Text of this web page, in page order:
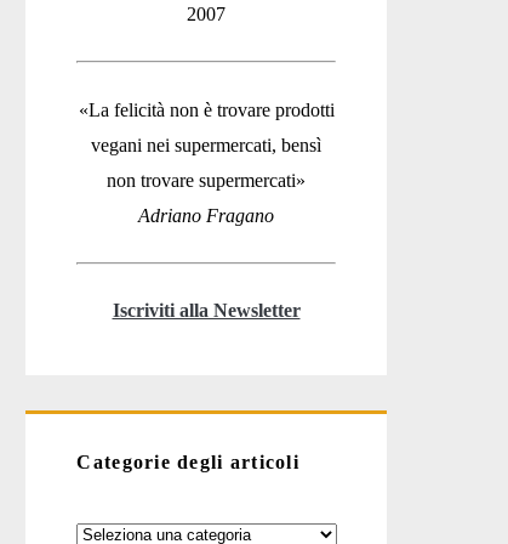
2007
«La felicità non è trovare prodotti
vegani nei supermercati, bensì
non trovare supermercati»
Adriano Fragano
Iscriviti alla Newsletter
Categorie degli articoli
Categorie